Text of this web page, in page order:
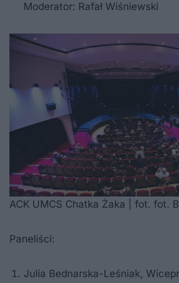
Moderator: Rafał Wiśniewski
ACK UMCS Chatka Żaka | fot. fot.
Paneliści:
Julia Bednarska-Leśniak,